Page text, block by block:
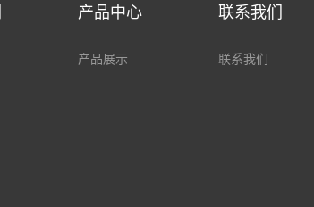
产品中心
产品展示
联系我们
联系我们